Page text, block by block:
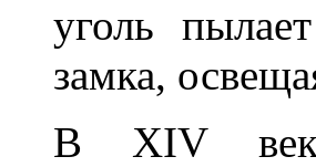
уголь
замка,
В XIV